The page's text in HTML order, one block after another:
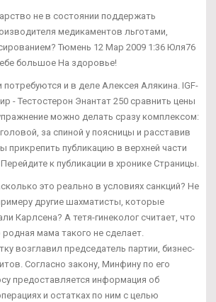
не в состоянии поддержать
медикаментов льготами,
Тюмень 12 Мар 2009 1:36 Юля76
большое На здоровье!
потребуются и в деле Алексея Алякина. IGF-
- Тестостерон Энантат 250 сравнить цены
можно делать сразу комплексом:
за спиной у поясницы и расставив
прикрепить публикацию в верхней части
к публикации в хронике Страницы.
это реально в условиях санкций? Не
другие шахматисты, которые
Карлсена? А тетя-гинеколог считает, что
родная мама такого не сделает.
возглавил председатель партии, бизнес-
Согласно закону, Минфину по его
предоставляется информация об
и остатках по ним с целью